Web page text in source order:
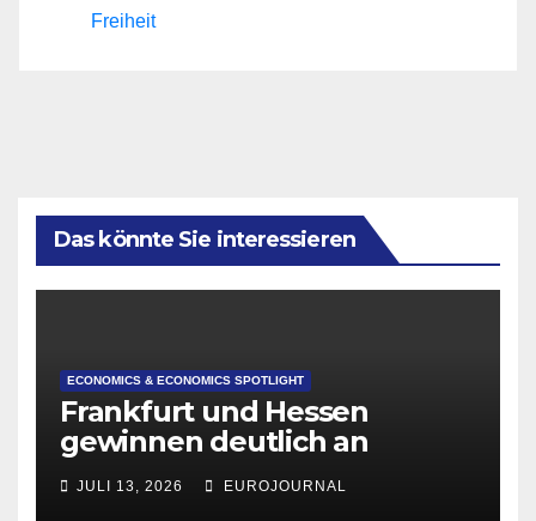
Freiheit
Das könnte Sie interessieren
ECONOMICS & ECONOMICS SPOTLIGHT
Frankfurt und Hessen
gewinnen deutlich an
Attraktivität für Startup-
Gründungen
JULI 13, 2026 EUROJOURNAL